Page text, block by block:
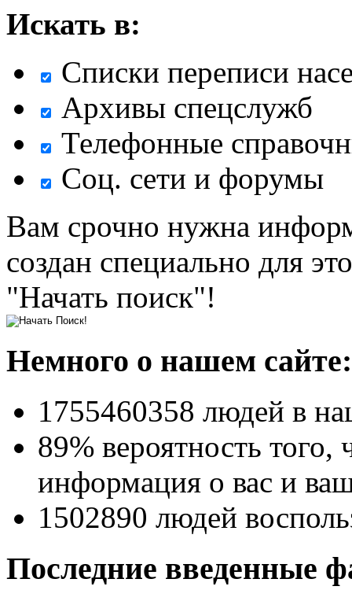
Искать в:
Списки переписи
Архивы спецслужб
Телефонные
Соц. сети и форумы
Вам срочно нужна
создан специально для
"Начать поиск"!
Немного о нашем сайте:
1755460358 людей в
89% вероятность того,
информация о вас и
1502890 людей
Последние введенные